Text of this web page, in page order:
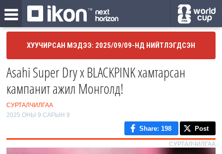
ХУУЧИРСАН МЭДЭЭ: 2025/09/09-НД НИЙТЛЭГДСЭН
Asahi Super Dry x BLACKPINK хамтарсан
кампанит ажил Монголд!
СУРТАЛЧИЛГАА
2025 ОНЫ 9 САРЫН 9
Share: 198 Post
СУРТАЛЧИЛГАА